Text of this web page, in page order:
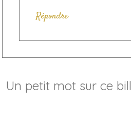
Répondre
Un petit mot sur ce